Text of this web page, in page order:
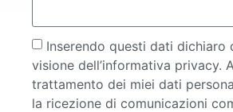
Inserendo questi dati dichiaro
visione dell’informativa privacy.
trattamento dei miei dati
la ricezione di comunicazioni